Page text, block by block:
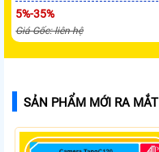
5%-35%
Giá Gốc: liên hệ
SẢN PHẨM MỚI RA MẮT